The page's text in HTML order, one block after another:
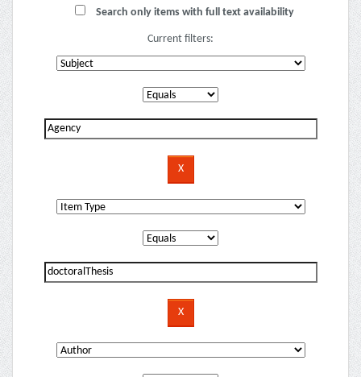
Search only items with full text availability
Current filters: